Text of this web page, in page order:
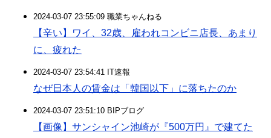
2024-03-07 23:55:09 職業ちゃんねる
【辛い】ワイ、32歳、雇われコンビニ店長、あまり
に、疲れた
2024-03-07 23:54:41 IT速報
なぜ日本人の賃金は「韓国以下」に落ちたのか
2024-03-07 23:51:10 BIPブログ
【画像】サンシャイン池崎が『500万円』で建てた